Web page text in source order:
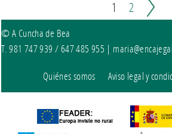
1 2
© A Cuncha de Bea
T. 981 747 939 / 647 485 955 |
Quiénes somos Aviso legal y